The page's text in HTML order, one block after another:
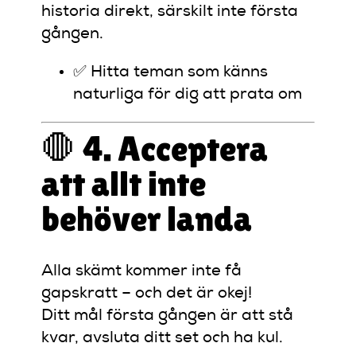
historia direkt, särskilt inte första
gången.
✅ Hitta teman som känns
naturliga för dig att prata om
🛑 4. Acceptera
att allt inte
behöver landa
Alla skämt kommer inte få
gapskratt – och det är okej!
Ditt mål första gången är att stå
kvar, avsluta ditt set och ha kul.